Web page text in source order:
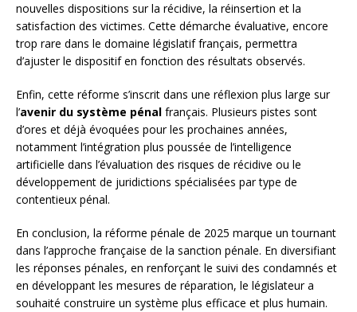
nouvelles dispositions sur la récidive, la réinsertion et la
satisfaction des victimes. Cette démarche évaluative, encore
trop rare dans le domaine législatif français, permettra
d’ajuster le dispositif en fonction des résultats observés.
Enfin, cette réforme s’inscrit dans une réflexion plus large sur
l’avenir du système pénal français. Plusieurs pistes sont
d’ores et déjà évoquées pour les prochaines années,
notamment l’intégration plus poussée de l’intelligence
artificielle dans l’évaluation des risques de récidive ou le
développement de juridictions spécialisées par type de
contentieux pénal.
En conclusion, la réforme pénale de 2025 marque un tournant
dans l’approche française de la sanction pénale. En diversifiant
les réponses pénales, en renforçant le suivi des condamnés et
en développant les mesures de réparation, le législateur a
souhaité construire un système plus efficace et plus humain.